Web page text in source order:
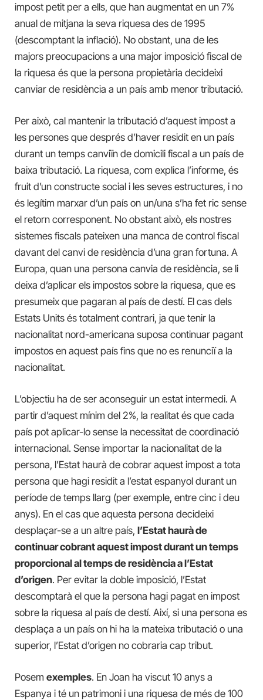
impost petit per a ells, que han augmentat en un 7%
anual de mitjana la seva riquesa des de 1995
(descomptant la inflació). No obstant, una de les
majors preocupacions a una major imposició fiscal de
la riquesa és que la persona propietària decideixi
canviar de residència a un país amb menor tributació.
Per això, cal mantenir la tributació d’aquest impost a
les persones que després d’haver residit en un país
durant un temps canviïn de domicili fiscal a un país de
baixa tributació. La riquesa, com explica l’informe, és
fruit d’un constructe social i les seves estructures, i no
és legítim marxar d’un país on un/una s’ha fet ric sense
el retorn corresponent. No obstant això, els nostres
sistemes fiscals pateixen una manca de control fiscal
davant del canvi de residència d’una gran fortuna. A
Europa, quan una persona canvia de residència, se li
deixa d’aplicar els impostos sobre la riquesa, que es
presumeix que pagaran al país de destí. El cas dels
Estats Units és totalment contrari, ja que tenir la
nacionalitat nord-americana suposa continuar pagant
impostos en aquest país fins que no es renunciï a la
nacionalitat.
L’objectiu ha de ser aconseguir un estat intermedi. A
partir d’aquest mínim del 2%, la realitat és que cada
país pot aplicar-lo sense la necessitat de coordinació
internacional. Sense importar la nacionalitat de la
persona, l’Estat haurà de cobrar aquest impost a tota
persona que hagi residit a l’estat espanyol durant un
període de temps llarg (per exemple, entre cinc i deu
anys). En el cas que aquesta persona decideixi
desplaçar-se a un altre país, l’Estat haurà de
continuar cobrant aquest impost durant un temps
proporcional al temps de residència a l’Estat
d’origen. Per evitar la doble imposició, l’Estat
descomptarà el que la persona hagi pagat en impost
sobre la riquesa al país de destí. Així, si una persona es
desplaça a un país on hi ha la mateixa tributació o una
superior, l’Estat d’origen no cobraria cap tribut.
Posem exemples. En Joan ha viscut 10 anys a
Espanya i té un patrimoni i una riquesa de més de 100